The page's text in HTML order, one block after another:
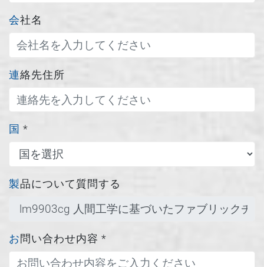
会社名
連絡先住所
*
製品について質問する
お問い合わせ内容 *